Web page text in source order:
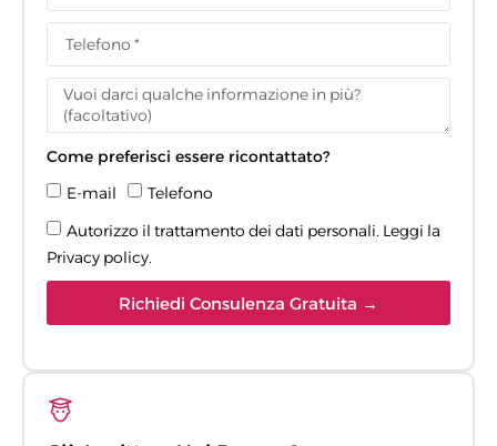
Come preferisci essere ricontattato?
E-mail
Telefono
Autorizzo il trattamento dei dati personali. Leggi la
Privacy policy.
Richiedi Consulenza Gratuita →